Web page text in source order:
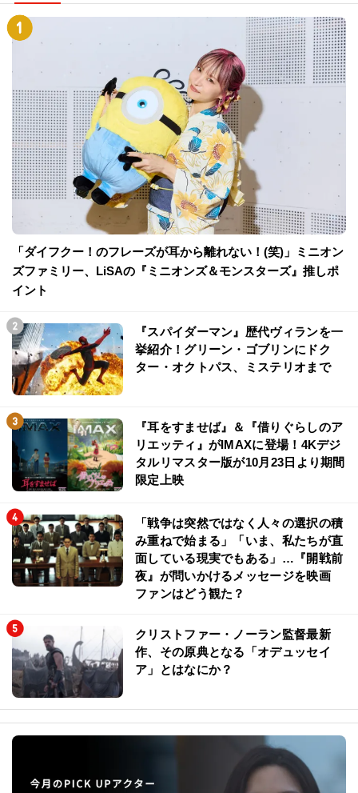
「ダイフクー！のフレーズが耳から離れない！(笑)」ミニオン
ズファミリー、LiSAの『ミニオンズ＆モンスターズ』推しポ
イント
『スパイダーマン』歴代ヴィランを一
挙紹介！グリーン・ゴブリンにドク
ター・オクトパス、ミステリオまで
『耳をすませば』＆『借りぐらしのア
リエッティ』がIMAXに登場！4Kデジ
タルリマスター版が10月23日より期間
限定上映
「戦争は突然ではなく人々の選択の積
み重ねで始まる」「いま、私たちが直
面している現実でもある」…『開戦前
夜』が問いかけるメッセージを映画
ファンはどう観た？
クリストファー・ノーラン監督最新
作、その原典となる「オデュッセイ
ア」とはなにか？